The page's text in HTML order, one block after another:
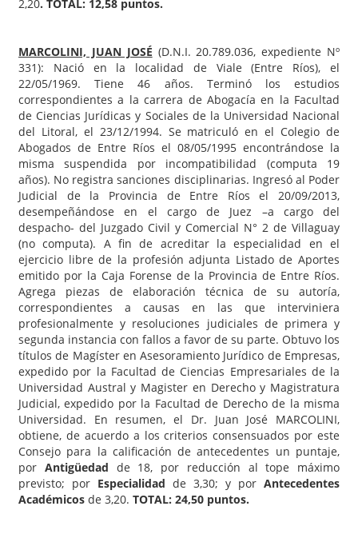
2,20. TOTAL: 12,58 puntos.
MARCOLINI, JUAN JOSÉ (D.N.I. 20.789.036, expediente Nº
331): Nació en la localidad de Viale (Entre Ríos), el
22/05/1969. Tiene 46 años. Terminó los estudios
correspondientes a la carrera de Abogacía en la Facultad
de Ciencias Jurídicas y Sociales de la Universidad Nacional
del Litoral, el 23/12/1994. Se matriculó en el Colegio de
Abogados de Entre Ríos el 08/05/1995 encontrándose la
misma suspendida por incompatibilidad (computa 19
años). No registra sanciones disciplinarias. Ingresó al Poder
Judicial de la Provincia de Entre Ríos el 20/09/2013,
desempeñándose en el cargo de Juez –a cargo del
despacho- del Juzgado Civil y Comercial N° 2 de Villaguay
(no computa). A fin de acreditar la especialidad en el
ejercicio libre de la profesión adjunta Listado de Aportes
emitido por la Caja Forense de la Provincia de Entre Ríos.
Agrega piezas de elaboración técnica de su autoría,
correspondientes a causas en las que interviniera
profesionalmente y resoluciones judiciales de primera y
segunda instancia con fallos a favor de su parte. Obtuvo los
títulos de Magíster en Asesoramiento Jurídico de Empresas,
expedido por la Facultad de Ciencias Empresariales de la
Universidad Austral y Magister en Derecho y Magistratura
Judicial, expedido por la Facultad de Derecho de la misma
Universidad. En resumen, el Dr. Juan José MARCOLINI,
obtiene, de acuerdo a los criterios consensuados por este
Consejo para la calificación de antecedentes un puntaje,
por Antigüedad de 18, por reducción al tope máximo
previsto; por Especialidad de 3,30; y por Antecedentes
Académicos de 3,20. TOTAL: 24,50 puntos.